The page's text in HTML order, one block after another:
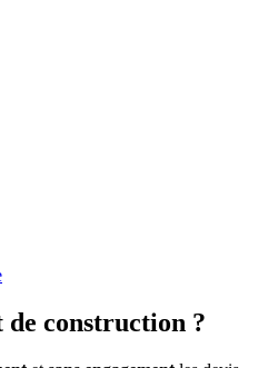
de construction ?